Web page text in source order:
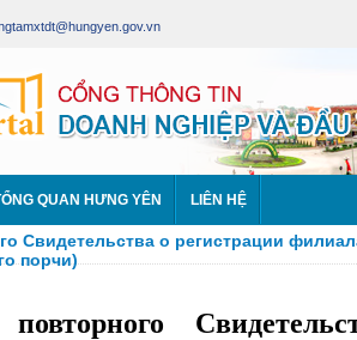
QUAN HƯNG YÊN LIÊN HỆ
Свидетельства о регистрации
порчи)